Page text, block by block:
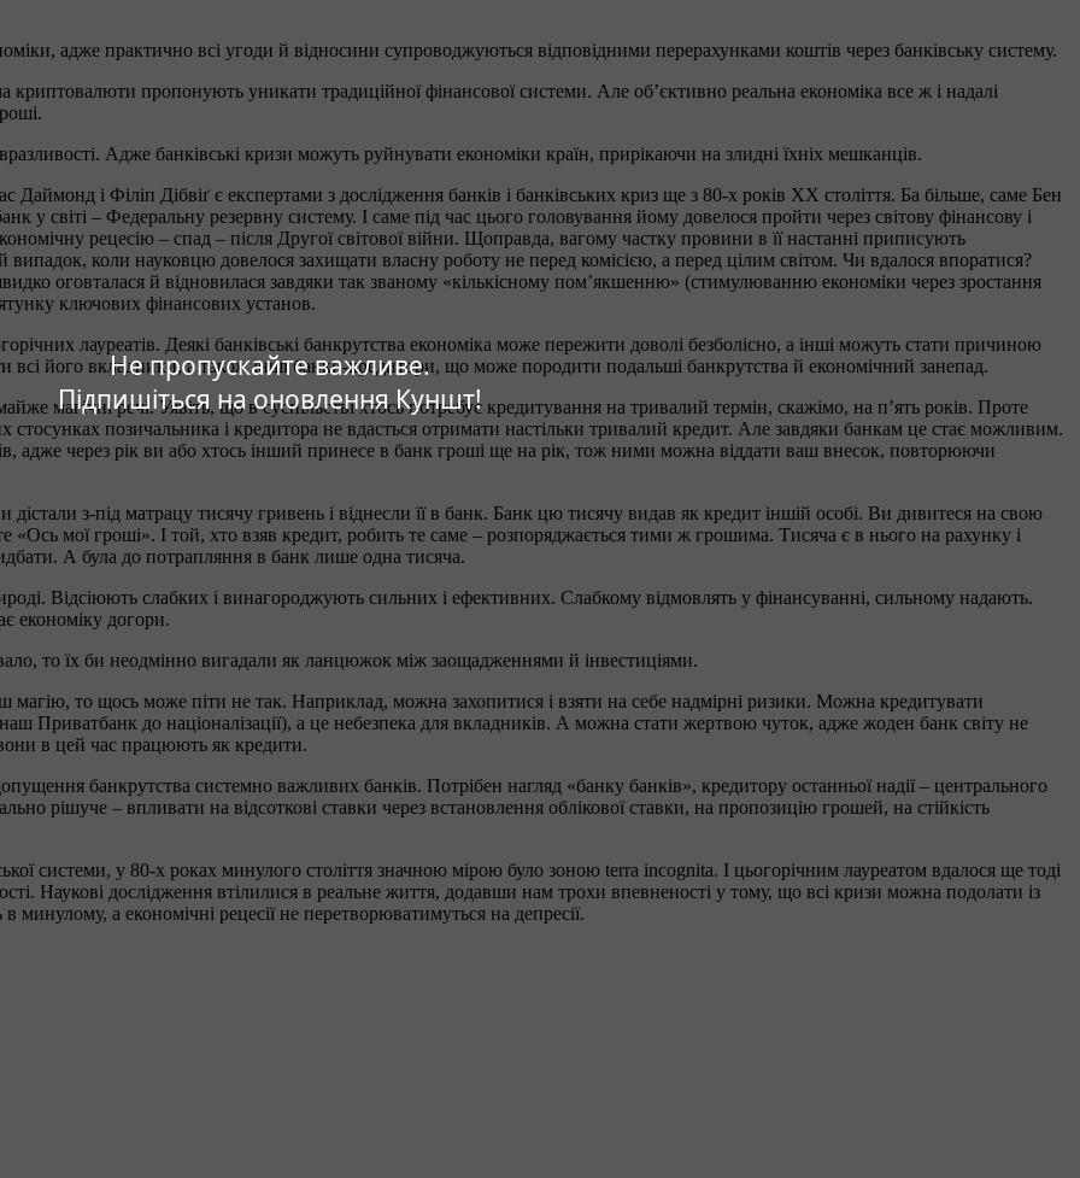
Не пропускайте важливе.
Підпишіться на оновлення Куншт!
адже практично всі угоди й відносини супроводжуються відповідними перерахунками коштів через банківську систему.
пропонують уникати традиційної фінансової системи. Але об’єктивно реальна економіка все ж і надалі
Адже банківські кризи можуть руйнувати економіки країн, прирікаючи на злидні їхніх мешканців.
Даймонд і Філіп Дібвіґ є експертами з дослідження банків і банківських криз ще з 80-х років ХХ століття. Ба більше, саме Бен
світі – Федеральну резервну систему. І саме під час цього головування йому довелося пройти через світову фінансову і
рецесію – спад – після Другої світової війни. Щоправда, вагому частку провини в її настанні приписують
коли науковцю довелося захищати власну роботу не перед комісією, а перед цілим світом. Чи вдалося впоратися?
оговталася й відновилася завдяки так званому «кількісному пом’якшенню» (стимулюванню економіки через зростання
ключових фінансових установ.
лауреатів. Деякі банківські банкрутства економіка може пережити доволі безболісно, а інші можуть стати причиною
всі його вкладники, а також інші банки-кредитори, що може породити подальші банкрутства й економічний занепад.
магічні речі. Уявіть, що в суспільстві хтось потребує кредитування на тривалий термін, скажімо, на п’ять років. Проте
позичальника і кредитора не вдасться отримати настільки тривалий кредит. Але завдяки банкам це стає можливим.
адже через рік ви або хтось інший принесе в банк гроші ще на рік, тож ними можна віддати ваш внесок, повторюючи
з-під матрацу тисячу гривень і віднесли її в банк. Банк цю тисячу видав як кредит іншій особі. Ви дивитеся на свою
«Ось мої гроші». І той, хто взяв кредит, робить те саме – розпоряджається тими ж грошима. Тисяча є в нього на рахунку і
А була до потрапляння в банк лише одна тисяча.
Відсіюють слабких і винагороджують сильних і ефективних. Слабкому відмовлять у фінансуванні, сильному надають.
економіку догори.
то їх би неодмінно вигадали як ланцюжок між заощадженнями й інвестиціями.
магію, то щось може піти не так. Наприклад, можна захопитися і взяти на себе надмірні ризики. Можна кредитувати
Приватбанк до націоналізації), а це небезпека для вкладників. А можна стати жертвою чуток, адже жоден банк світу не
в цей час працюють як кредити.
банкрутства системно важливих банків. Потрібен нагляд «банку банків», кредитору останньої надії – центрального
рішуче – впливати на відсоткові ставки через встановлення облікової ставки, на пропозицію грошей, на стійкість
системи, у 80-х роках минулого століття значною мірою було зоною terra incognitа. І цьогорічним лауреатом вдалося ще тоді
Наукові дослідження втілилися в реальне життя, додавши нам трохи впевненості у тому, що всі кризи можна подолати із
а економічні рецесії не перетворюватимуться на депресії.